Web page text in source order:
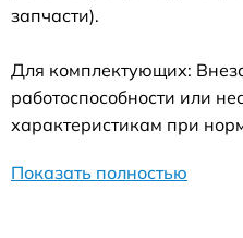
запчасти).
Для комплектующих:
работоспособности или
характеристикам при
Показать полностью